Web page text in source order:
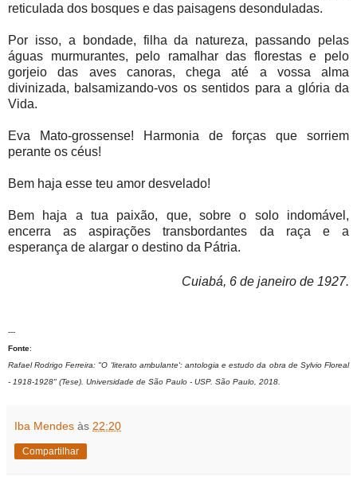
reticulada dos bosques e das paisagens desonduladas.
Por isso, a bondade, filha da natureza, passando pelas
águas murmurantes, pelo ramalhar das florestas e pelo
gorjeio das aves canoras, chega até a vossa alma
divinizada, balsamizando-vos os sentidos para a glória da
Vida.
Eva Mato-grossense! Harmonia de forças que sorriem
perante os céus!
Bem haja esse teu amor desvelado!
Bem haja a tua paixão, que, sobre o solo indomável,
encerra as aspirações transbordantes da raça e a
esperança de alargar o destino da Pátria.
Cuiabá, 6 de janeiro de 1927.
---
Fonte:
Rafael Rodrigo Ferreira: "O 'literato ambulante': antologia e estudo da obra de Sylvio Floreal
- 1918-1928" (Tese). Universidade de São Paulo - USP. São Paulo, 2018.
Iba Mendes às 22:20
Compartilhar